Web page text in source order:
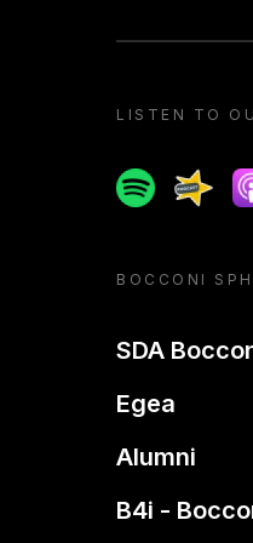
LISTEN TO
Spotify
BOCCONI
SDA
Egea
Alumni
B4i -